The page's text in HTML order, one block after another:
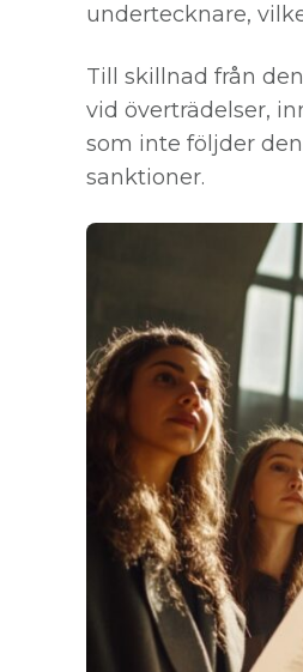
undertecknare,
Till skillnad från
vid överträdelser,
som inte följder
sanktioner.